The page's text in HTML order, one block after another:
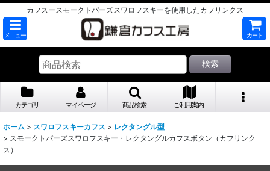
カフスースモークトパーズスワロフスキーを使用したカフリンクス
メニュー カート
検索
カテゴリ マイページ 商品検索 ご利用案内
ホーム > スワロフスキーカフス > レクタングル型
> スモークトパーズスワロフスキー・レクタングルカフスボタン（カフリンク
ス）